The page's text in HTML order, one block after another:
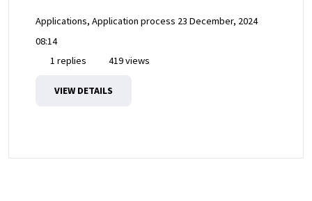
Applications, Application process 23 December, 2024
08:14
1 replies
419 views
VIEW DETAILS